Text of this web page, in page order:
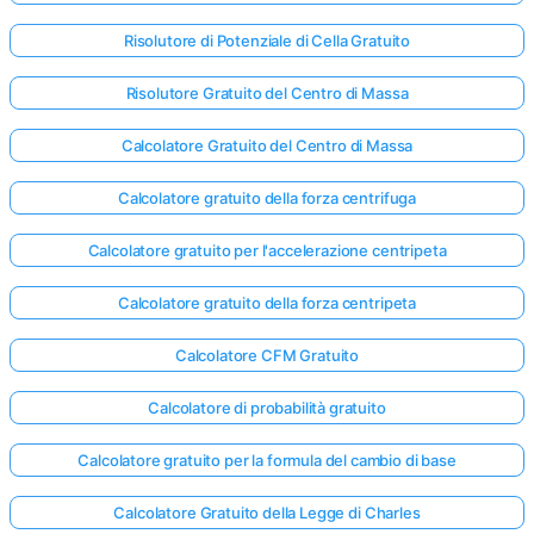
Risolutore di Potenziale di Cella Gratuito
Risolutore Gratuito del Centro di Massa
Calcolatore Gratuito del Centro di Massa
Calcolatore gratuito della forza centrifuga
Calcolatore gratuito per l'accelerazione centripeta
Calcolatore gratuito della forza centripeta
Calcolatore CFM Gratuito
Calcolatore di probabilità gratuito
Calcolatore gratuito per la formula del cambio di base
Calcolatore Gratuito della Legge di Charles